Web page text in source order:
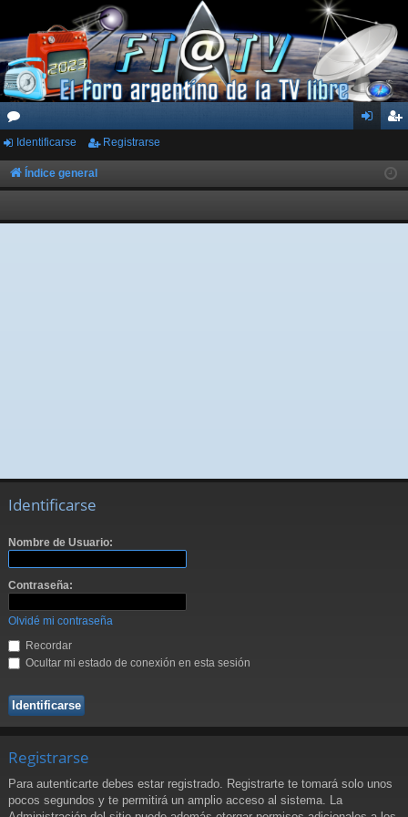
or
os
ar
ist
rs
Identificarse Registrarse
Índice general
Identificarse
Nombre de Usuario:
Contraseña:
Olvidé mi contraseña
Recordar
Ocultar mi estado de conexión en esta sesión
Registrarse
Para autenticarte debes estar registrado. Registrarte te tomará solo unos
pocos segundos y te permitirá un amplio acceso al sistema. La